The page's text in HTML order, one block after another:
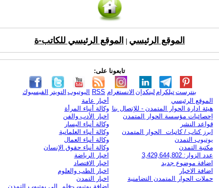
الموقع الرئيسي الموقع الرئيسي للكاتب-ة
تابعونا على:
الفيسبوك التويتر اليوتيوب RSS الانستغرام لينكدإن تيلكرامبنترست
الموقع الرئيسي
هيئة ادارة الحوار المتمدن - للإتصال بنا
إحصائيات مؤسسة الحوار المتمدن
قواعد النشر
ابرز كتاب / كاتبات الحوار المتمدن
يوتيوب التمدن
مكتبة التمدن
عدد الزوار: 3,429,644,802
اضافة موضوع جديد
اضافة الاخبار
حملات الحوار المتمدن التضامنية
أخبار عامة
وكالة أنباء المرأة
اخبار الأدب والفن
وكالة أنباء اليسار
وكالة أنباء العلمانية
وكالة أنباء العمال
وكالة أنباء حقوق الإنسان
اخبار الرياضة
اخبار الاقتصاد
اخبار الطب والعلوم
اخبار التمدن
إضافة يوتيوب-فلم إلى يوتيوب التمدن